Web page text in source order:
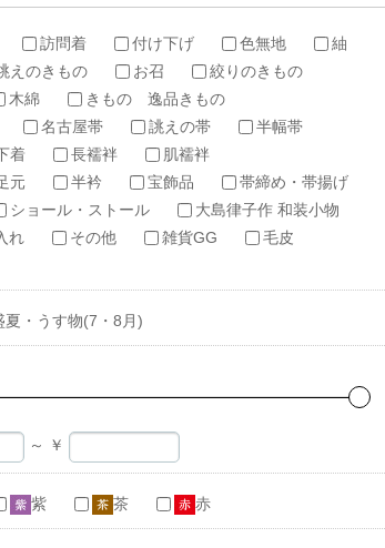
訪問着 付け下げ 色無地
紬
えのきもの お召
絞りのきもの
木綿
きもの 逸品きもの
名古屋帯 誂えの帯
半幅帯
着 長襦袢
肌襦袢
元 半衿 宝飾品
帯締め・帯揚げ
ショール・ストール
大島律子作 和装小物
れ その他 雑貨GG
毛皮
夏・うす物(7・8月)
～ ￥
紫 茶 赤